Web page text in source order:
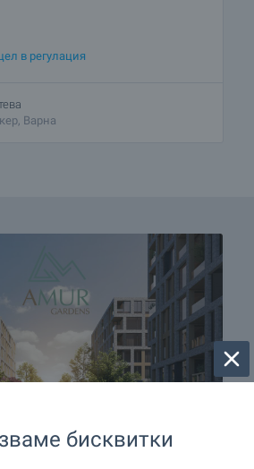
в регулация
Варна
бисквитки